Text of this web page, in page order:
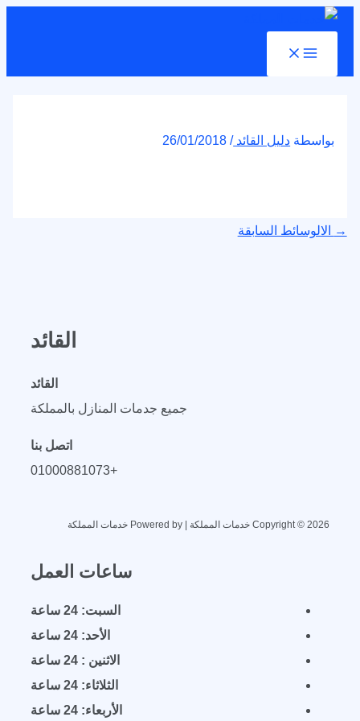
تخطي
إلى
المحتوى
Main
بواسطة دليل القائد/
26/01/2018
Post
navigation
→ الالوسائط السابقة
القائد
القائد
جميع جدمات المنازل بالمملكة
اتصل بنا
+01000881073
Copyright © 2026 خدمات المملكة | Powered by خدمات المملكة
ساعات العمل
السبت: 24 ساعة
الأحد: 24 ساعة
الاثنين : 24 ساعة
الثلاثاء: 24 ساعة
الأربعاء: 24 ساعة